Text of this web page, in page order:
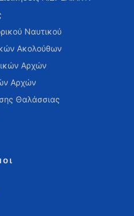
Ναυτικού
Ακολούθων
Αρχών
Αρχών
Θαλάσσιας